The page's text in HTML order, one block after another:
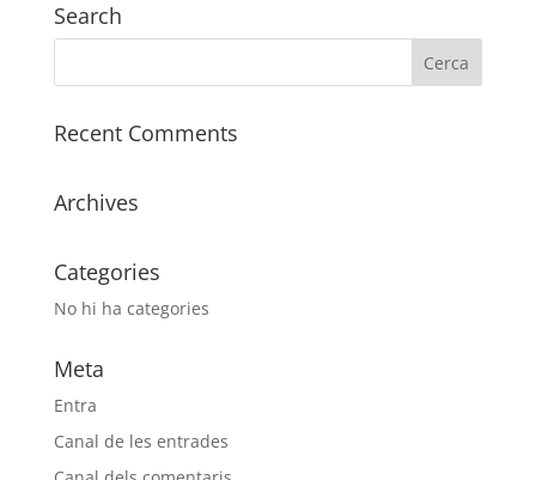
Search
Recent Comments
Archives
Categories
No hi ha categories
Meta
Entra
Canal de les entrades